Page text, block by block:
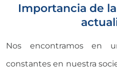
Importancia de
Nos encontramos en
constantes en nuestra